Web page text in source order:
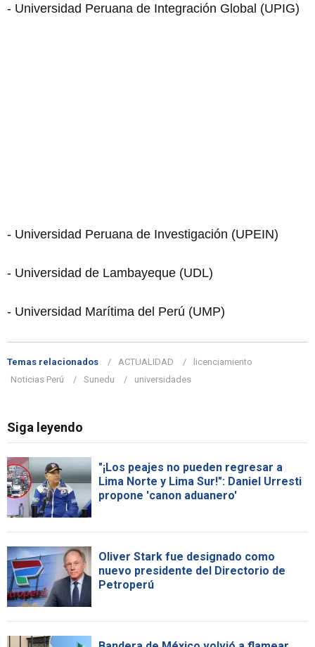
- Universidad Peruana de Integración Global (UPIG)
- Universidad Peruana de Investigación (UPEIN)
- Universidad de Lambayeque (UDL)
- Universidad Marítima del Perú (UMP)
Temas relacionados ACTUALIDAD
licenciamiento
Noticias Perú
Sunedu universidades
Siga leyendo
"¡Los peajes no pueden regresar a
Lima Norte y Lima Sur!": Daniel Urresti
propone 'canon aduanero'
Oliver Stark fue designado como
nuevo presidente del Directorio de
Petroperú